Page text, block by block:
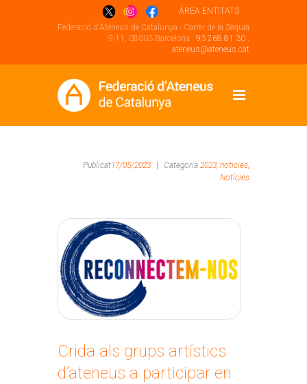
ÁREA ENTITATS
Federació d'Ateneus de Catalunya - Carrer de la Sèquia
9-11, 08003 Barcelona . 93 268 81 30 .
ateneus@ateneus.cat
Publicat17/05/2023 Categoria 2023, noticies,
Notícies
Crida als grups artístics
d’ateneus a participar en